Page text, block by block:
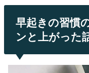
早起きの習慣
ンと上がった